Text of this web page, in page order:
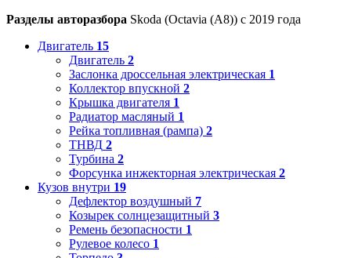
Разделы авторазбора Skoda (Octavia (A8)) с 2019 года
Двигатель 15
Двигатель 2
Заслонка дроссельная электрическая 1
Коллектор впускной 2
Крышка двигателя 1
Радиатор масляный 1
Рейка топливная (рампа) 2
ТНВД 2
Турбина 2
Форсунка инжекторная электрическая 2
Кузов внутри 19
Дефлектор воздушный 7
Козырек солнцезащитный 3
Ремень безопасности 1
Рулевое колесо 1